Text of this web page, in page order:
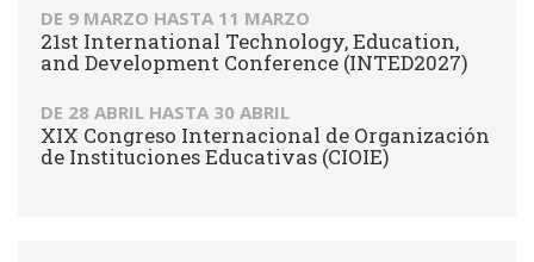
DE 9 MARZO HASTA 11 MARZO
21st International Technology, Education,
and Development Conference (INTED2027)
DE 28 ABRIL HASTA 30 ABRIL
XIX Congreso Internacional de Organización
de Instituciones Educativas (CIOIE)